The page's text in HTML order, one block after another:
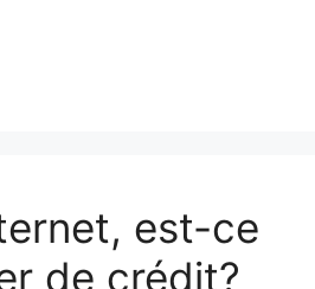
est-ce
de crédit?